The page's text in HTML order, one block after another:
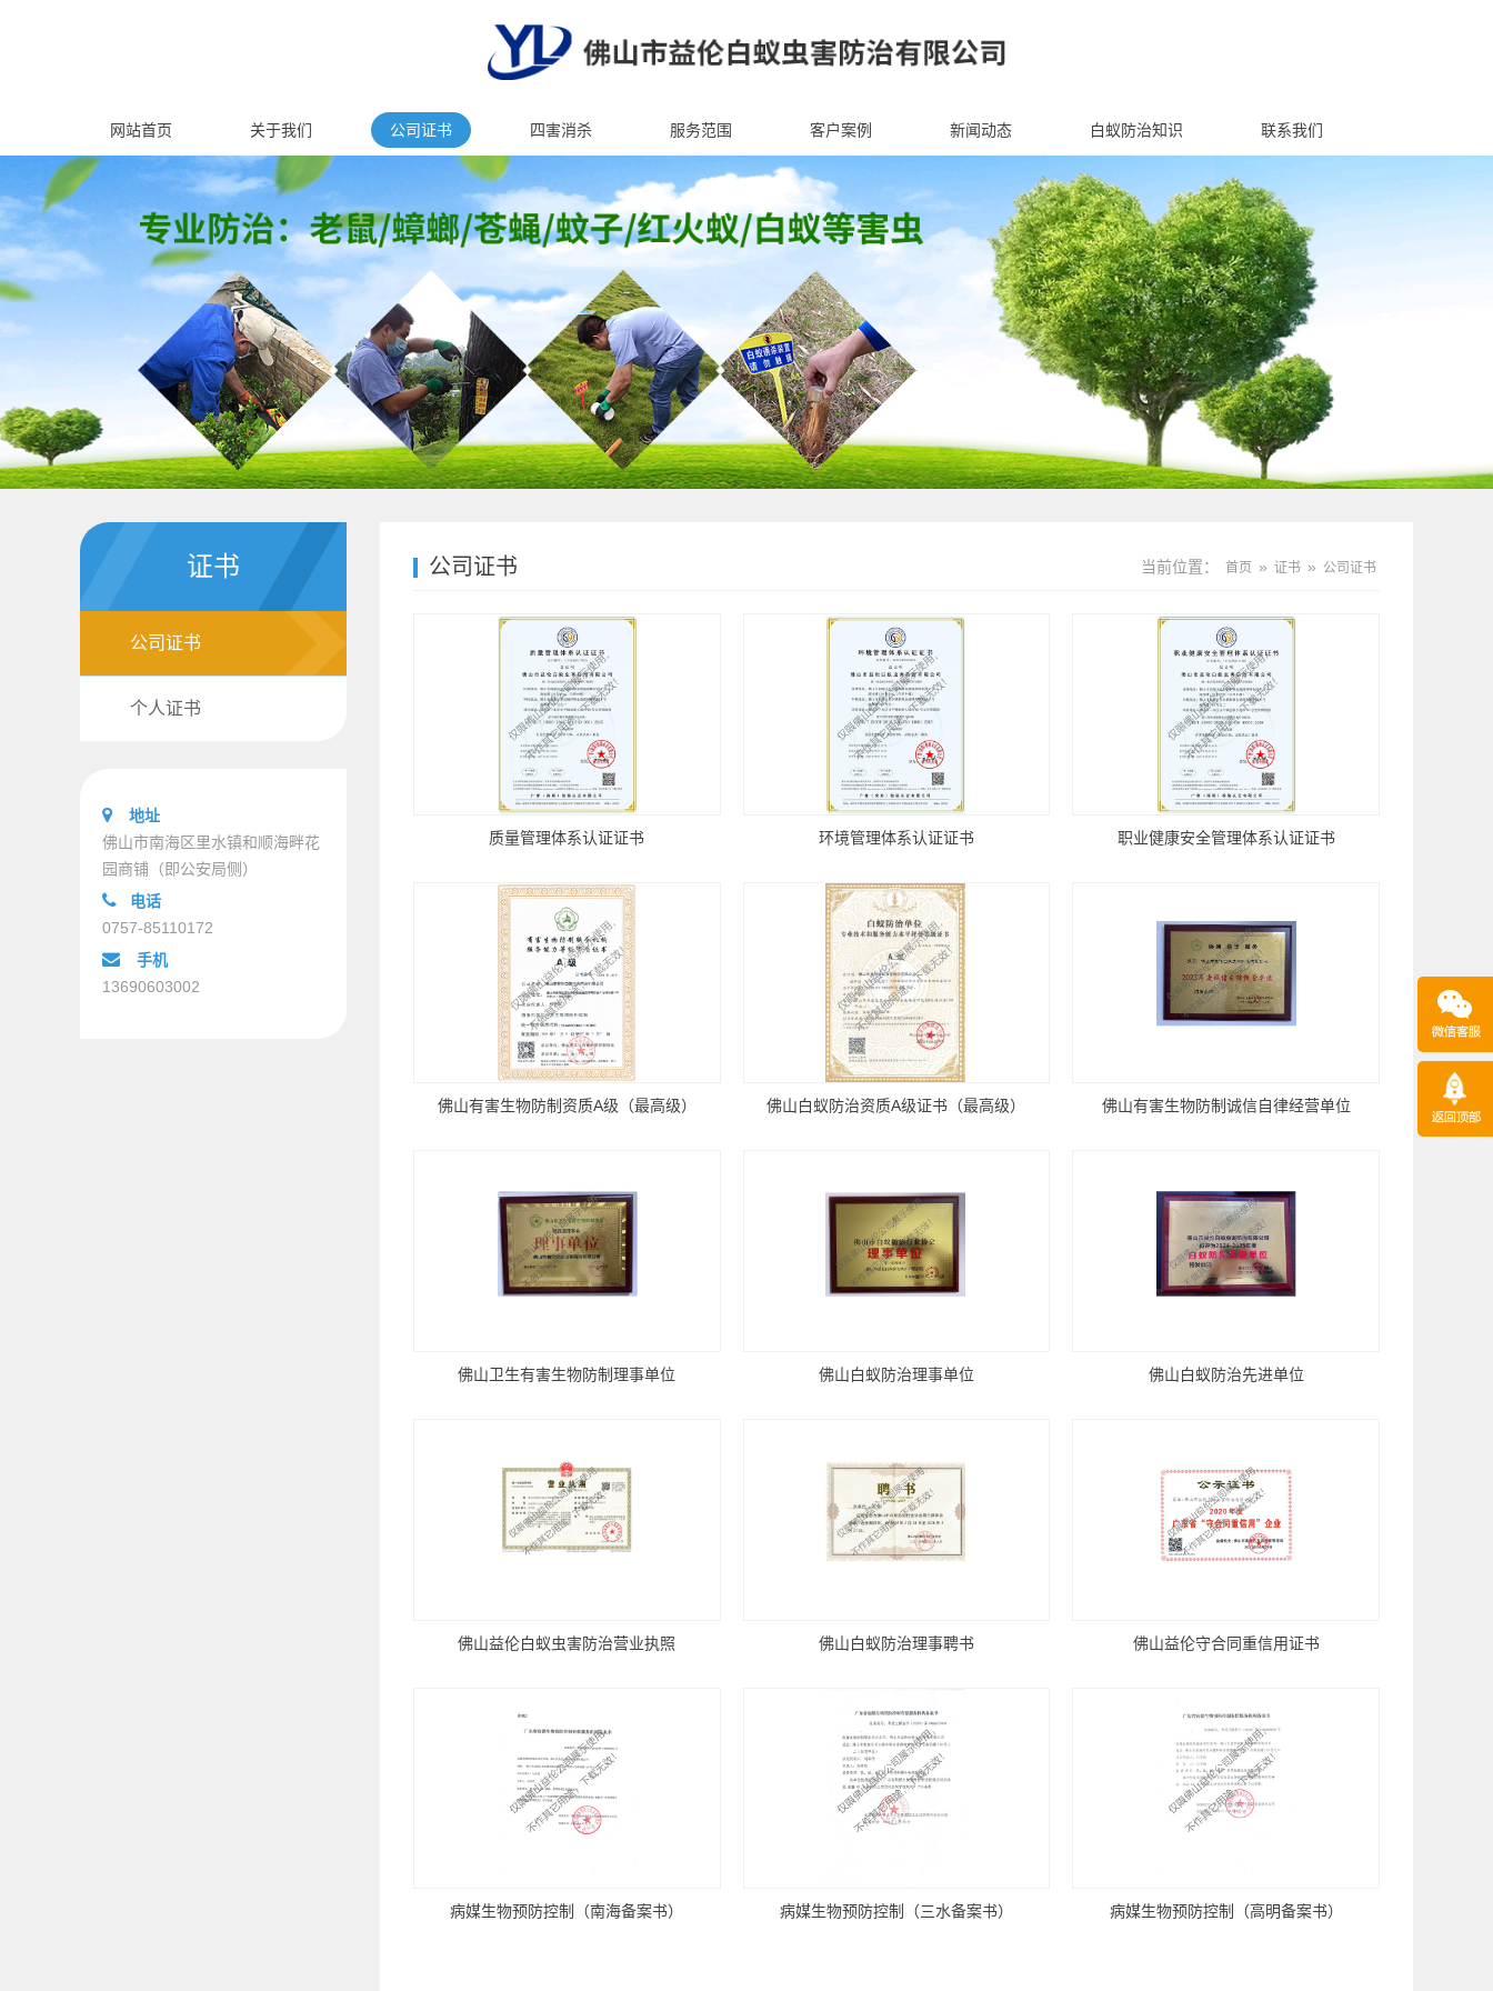
网站首页 关于我们 公司证书 四害消杀 服务范围 客户案例 新闻动态 白蚁防治知识 联系我们
证书
公司证书
个人证书
地址
佛山市南海区里水镇和顺海畔花
园商铺（即公安局侧）
电话
0757-85110172
手机
13690603002
公司证书 当前位置： 首页 » 证书 » 公司证书
质量管理体系认证证书 环境管理体系认证证书 职业健康安全管理体系认证证书
佛山有害生物防制资质A级（最高级） 佛山白蚁防治资质A级证书（最高级） 佛山有害生物防制诚信自律经营单位
佛山卫生有害生物防制理事单位 佛山白蚁防治理事单位 佛山白蚁防治先进单位
佛山益伦白蚁虫害防治营业执照 佛山白蚁防治理事聘书 佛山益伦守合同重信用证书
病媒生物预防控制（南海备案书） 病媒生物预防控制（三水备案书） 病媒生物预防控制（高明备案书）